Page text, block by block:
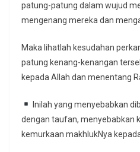
patung-patung dalam wujud
mengenang mereka dan
Maka lihatlah kesudahan
patung kenang-kenangan
kepada Allah dan menentang
Inilah yang menyebabkan
dengan taufan, menyebabkan
kemurkaan makhlukNya